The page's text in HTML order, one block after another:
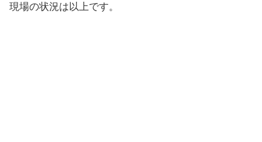
現場の状況は以上です。